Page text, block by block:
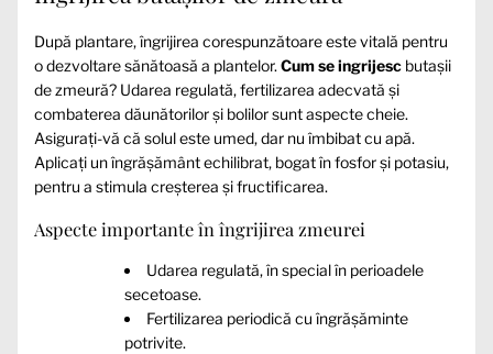
După plantare, îngrijirea corespunzătoare este vitală pentru
o dezvoltare sănătoasă a plantelor. Cum se ingrijesc butașii
de zmeură? Udarea regulată, fertilizarea adecvată și
combaterea dăunătorilor și bolilor sunt aspecte cheie.
Asigurați-vă că solul este umed, dar nu îmbibat cu apă.
Aplicați un îngrășământ echilibrat, bogat în fosfor și potasiu,
pentru a stimula creșterea și fructificarea.
Aspecte importante în îngrijirea zmeurei
Udarea regulată, în special în perioadele
secetoase.
Fertilizarea periodică cu îngrășăminte
potrivite.